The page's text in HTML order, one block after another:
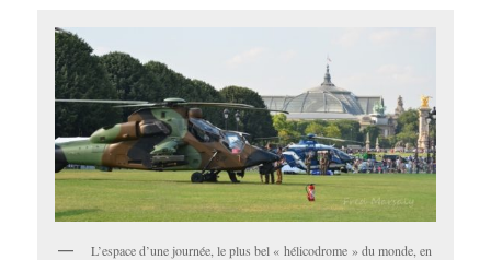
L’espace d’une journée, le plus bel « hélicodrome » du monde, en